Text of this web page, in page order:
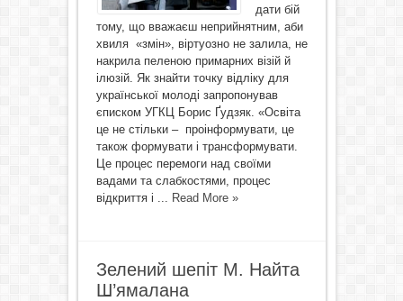
дати бій
тому, що вважаєш неприйнятним, аби
хвиля «змін», віртуозно не залила, не
накрила пеленою примарних візій й
ілюзій. Як знайти точку відліку для
української молоді запропонував
єписком УГКЦ Борис Ґудзяк. «Освіта
це не стільки – проінформувати, це
також формувати і трансформувати.
Це процес перемоги над своїми
вадами та слабкостями, процес
відкриття і ... Read More »
Зелений шепіт М. Найта
Ш’ямалана